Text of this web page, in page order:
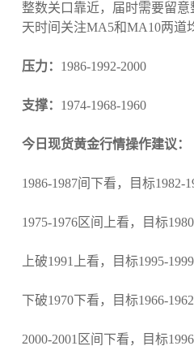
整数关口靠近，届时需要留
天时间关注MA5和MA10两道
压力： 1986-1992-2000
支撑： 1974-1968-1960
今日现货黄金行情操作建议：
1986-1987间下看，目标1982-
1975-1976区间上看，目标
上破1991上看，目标1995-
下破1970下看，目标1966-
2000-2001区间下看，目标